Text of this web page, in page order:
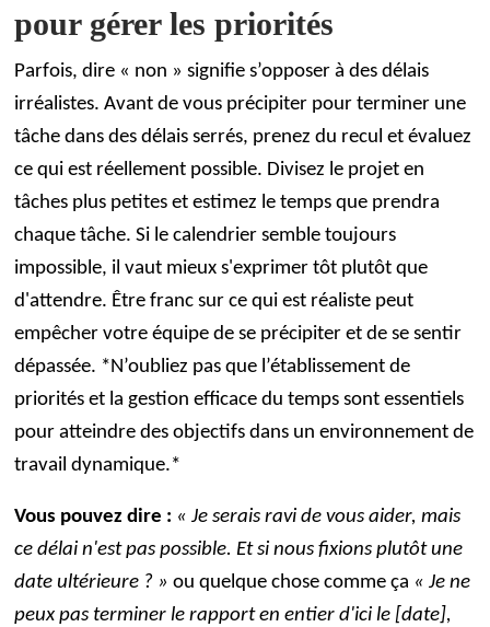
pour gérer les priorités
Parfois, dire « non » signifie s’opposer à des délais
irréalistes. Avant de vous précipiter pour terminer une
tâche dans des délais serrés, prenez du recul et évaluez
ce qui est réellement possible. Divisez le projet en
tâches plus petites et estimez le temps que prendra
chaque tâche. Si le calendrier semble toujours
impossible, il vaut mieux s'exprimer tôt plutôt que
d'attendre. Être franc sur ce qui est réaliste peut
empêcher votre équipe de se précipiter et de se sentir
dépassée. *N’oubliez pas que l’établissement de
priorités et la gestion efficace du temps sont essentiels
pour atteindre des objectifs dans un environnement de
travail dynamique.*
Vous pouvez dire : « Je serais ravi de vous aider, mais
ce délai n'est pas possible. Et si nous fixions plutôt une
date ultérieure ? » ou quelque chose comme ça « Je ne
peux pas terminer le rapport en entier d'ici le [date],